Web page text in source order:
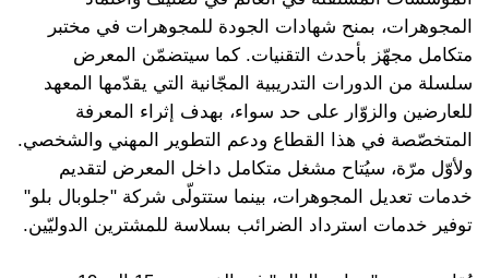
المجوهرات، بمنح شهادات الجودة للمجوهرات في مختبر
متكامل مجهّز بأحدث التقنيات. كما سيتضمّن المعرض
سلسلة من الدورات التدريبية المجّانية التي يقدّمها المعهد
للعارضين والزوّار على حد سواء، بهدف إثراء المعرفة
المتخصّصة في هذا القطاع ودعم التطوير المهني والشخصي.
ولأوّل مرّة، سيُتاح مشغل متكامل داخل المعرض لتقديم
خدمات تعديل المجوهرات، بينما ستتولّى شركة "جلوبال بلو"
توفير خدمات استرداد الضرائب بسلاسة للمشترين الدوليّين.